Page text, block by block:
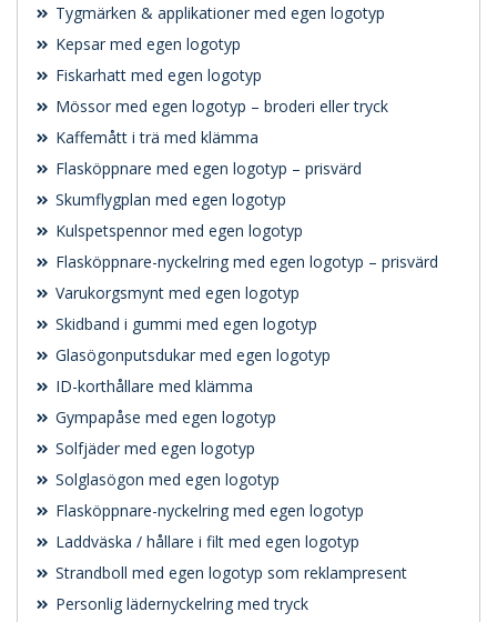
Tygmärken & applikationer med egen logotyp
Kepsar med egen logotyp
Fiskarhatt med egen logotyp
Mössor med egen logotyp – broderi eller tryck
Kaffemått i trä med klämma
Flasköppnare med egen logotyp – prisvärd
Skumflygplan med egen logotyp
Kulspetspennor med egen logotyp
Flasköppnare-nyckelring med egen logotyp – prisvärd
Varukorgsmynt med egen logotyp
Skidband i gummi med egen logotyp
Glasögonputsdukar med egen logotyp
ID-korthållare med klämma
Gympapåse med egen logotyp
Solfjäder med egen logotyp
Solglasögon med egen logotyp
Flasköppnare-nyckelring med egen logotyp
Laddväska / hållare i filt med egen logotyp
Strandboll med egen logotyp som reklampresent
Personlig lädernyckelring med tryck